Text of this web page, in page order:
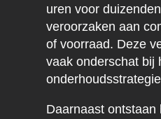
uren voor
veroorzaken aan
of voorraad. Deze
vaak onderschat bij
Daarnaast ontstaan